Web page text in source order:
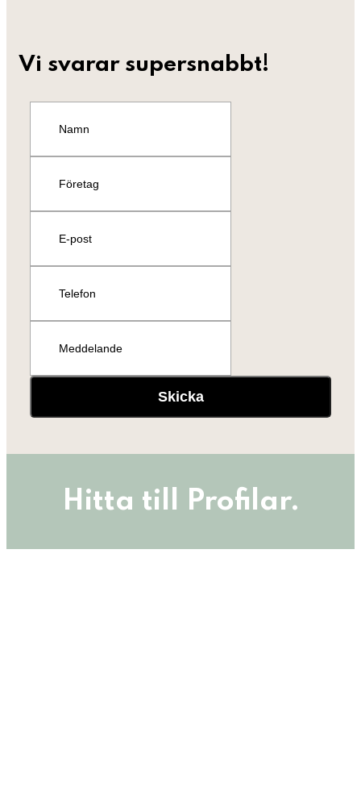
Vi svarar supersnabbt!
Skicka
Hitta till Profilar.